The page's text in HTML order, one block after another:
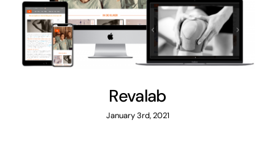
Revalab
Revalab
January 3rd, 2021